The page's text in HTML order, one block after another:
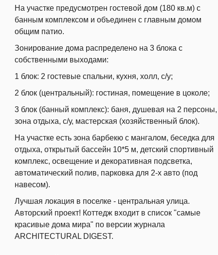
На участке предусмотрен гостевой дом (180 кв.м) с
банным комплексом и объединен с главным домом
общим патио.
Зонирование дома распределено на 3 блока с
собственными выходами:
1 блок: 2 гостевые спальни, кухня, холл, с/у;
2 блок (центральный): гостиная, помещение в цоколе;
3 блок (банный комплекс): баня, душевая на 2 персоны,
зона отдыха, с/у, мастерская (хозяйственный блок).
На участке есть зона барбекю с мангалом, беседка для
отдыха, открытый бассейн 10*5 м, детский спортивный
комплекс, освещение и декоративная подсветка,
автоматический полив, парковка для 2-х авто (под
навесом).
Лучшая локация в поселке - центральная улица.
Авторский проект! Коттедж входит в список "самые
красивые дома мира" по версии журнала
ARCHITECTURAL DIGEST.